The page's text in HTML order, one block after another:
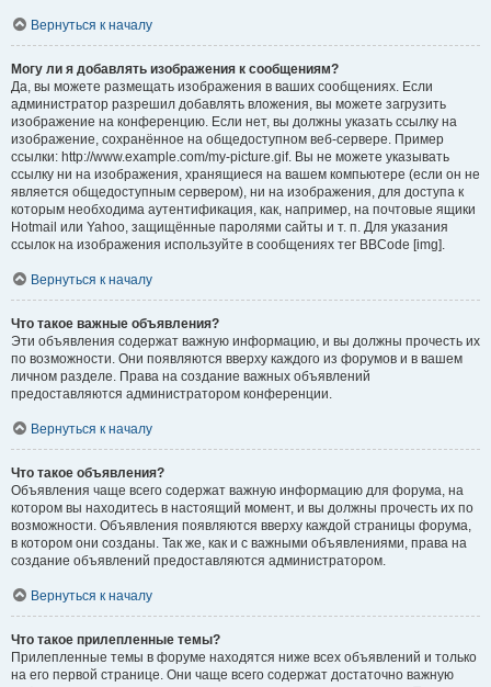
Вернуться к началу
Могу ли я добавлять изображения к сообщениям?
Да, вы можете размещать изображения в ваших сообщениях. Если
администратор разрешил добавлять вложения, вы можете загрузить
изображение на конференцию. Если нет, вы должны указать ссылку на
изображение, сохранённое на общедоступном веб-сервере. Пример
ссылки: http://www.example.com/my-picture.gif. Вы не можете указывать
ссылку ни на изображения, хранящиеся на вашем компьютере (если он не
является общедоступным сервером), ни на изображения, для доступа к
которым необходима аутентификация, как, например, на почтовые ящики
Hotmail или Yahoo, защищённые паролями сайты и т. п. Для указания
ссылок на изображения используйте в сообщениях тег BBCode [img].
Вернуться к началу
Что такое важные объявления?
Эти объявления содержат важную информацию, и вы должны прочесть их
по возможности. Они появляются вверху каждого из форумов и в вашем
личном разделе. Права на создание важных объявлений
предоставляются администратором конференции.
Вернуться к началу
Что такое объявления?
Объявления чаще всего содержат важную информацию для форума, на
котором вы находитесь в настоящий момент, и вы должны прочесть их по
возможности. Объявления появляются вверху каждой страницы форума,
в котором они созданы. Так же, как и с важными объявлениями, права на
создание объявлений предоставляются администратором.
Вернуться к началу
Что такое прилепленные темы?
Прилепленные темы в форуме находятся ниже всех объявлений и только
на его первой странице. Они чаще всего содержат достаточно важную